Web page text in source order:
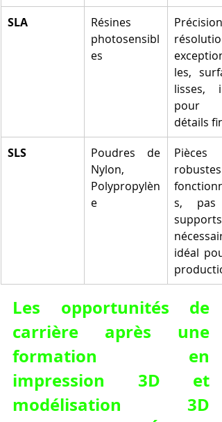
SLA
Résines
photosensibl
es
résolution
les,
lisses,
pour
détails fins
SLS
Poudres de
Nylon,
Polypropylèn
e
Pièces
s, pas
supports
idéal
Les opportunités de
carrière après une
formation en
impression 3D et
modélisation 3D